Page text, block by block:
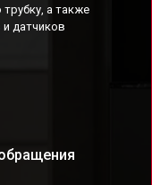
а также
датчиков